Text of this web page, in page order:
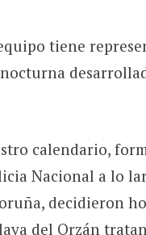
tiene
calendario,
Nacional a lo
decidieron
del Orzán